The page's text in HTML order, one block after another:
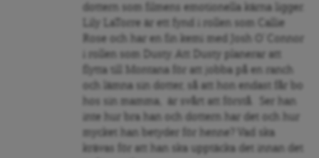
dottern som filmens emotionella kärna ligger.
Lily LaTorre är ett fynd i rollen som Callie
Rose och har en fin kemi med
i rollen som Dusty. Att Dusty planerar att
flytta till Montana för att jobba på en ranch
och lämna sin dotter, så att hon endast får bo
hos sin mamma, är svårt att förstå. Ser han
inte hur bra han och dottern har det och hur
mycket han betyder för henne? Vad ska
krävas för att han ska upptäcka det innan det